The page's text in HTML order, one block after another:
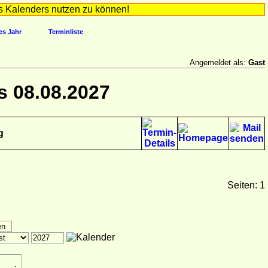
Kalenders nutzen zu können!
Jahr Terminliste
Angemeldet als: Gast
08.08.2027
Seiten: 1